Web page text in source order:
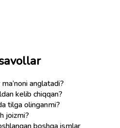
anglatadi?
kelib chiqqan?
tilga olinganmi?
joizmi?
boshqa ismlar